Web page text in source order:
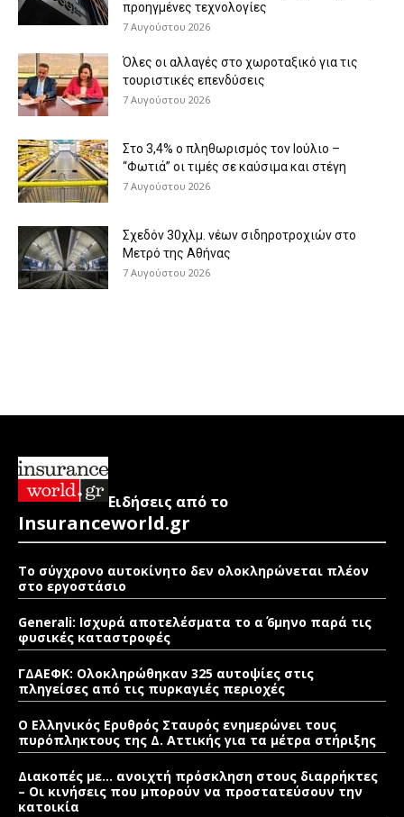
προηγμένες τεχνολογίες
7 Αυγούστου 2026
Όλες οι αλλαγές στο χωροταξικό για τις
τουριστικές επενδύσεις
7 Αυγούστου 2026
Στο 3,4% ο πληθωρισμός τον Ιούλιο –
“Φωτιά” οι τιμές σε καύσιμα και στέγη
7 Αυγούστου 2026
Σχεδόν 30χλμ. νέων σιδηροτροχιών στο
Μετρό της Αθήνας
7 Αυγούστου 2026
Ειδήσεις από το
Insuranceworld.gr
Το σύγχρονο αυτοκίνητο δεν ολοκληρώνεται πλέον
στο εργοστάσιο
Generali: Ισχυρά αποτελέσματα το α΄ 6μηνο παρά τις
φυσικές καταστροφές
ΓΔΑΕΦΚ: Ολοκληρώθηκαν 325 αυτοψίες στις
πληγείσες από τις πυρκαγιές περιοχές
Ο Ελληνικός Ερυθρός Σταυρός ενημερώνει τους
πυρόπληκτους της Δ. Αττικής για τα μέτρα στήριξης
Διακοπές με… ανοιχτή πρόσκληση στους διαρρήκτες
– Οι κινήσεις που μπορούν να προστατεύσουν την
κατοικία